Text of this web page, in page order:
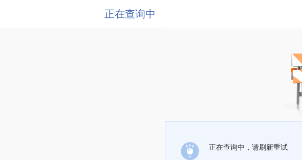
正在查询中
正在查询中，请刷新重试